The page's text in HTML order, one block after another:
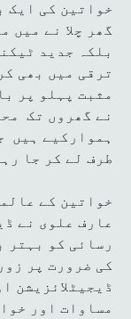
خواتین کی ایک
گھر چلا نے میں
بلکہ جدید
ترقی میں بھی
مثبت پہلو پر
نے گھروں تک
ہموارکیے ہیں
طرف لے کر جا
خواتین کے
عارف علوی نے
رسائی کو بہتر
کی ضرورت پر
ڈیجیٹلائزیشن
مساوات اور